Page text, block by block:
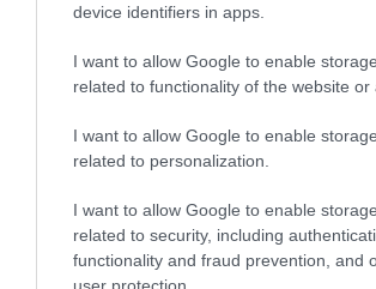
device identifiers in apps.
I want to allow Google to enable storage
related to functionality of the website or
I want to allow Google to enable storage
related to personalization.
I want to allow Google to enable storage
related to security, including
functionality and fraud prevention, and
user protection.
Πλήρως
πρόγραμμα SAP Young